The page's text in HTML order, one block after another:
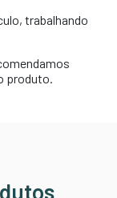
trabalhando
produto.